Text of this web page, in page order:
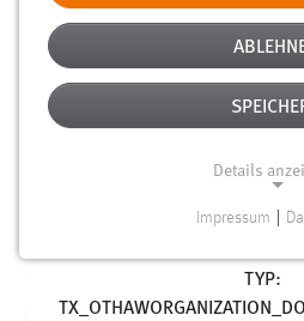
Erstellungsdatum
Alter
TYP:
Details
Notwendige Cookies
Funktionen und sind für die
Impressum